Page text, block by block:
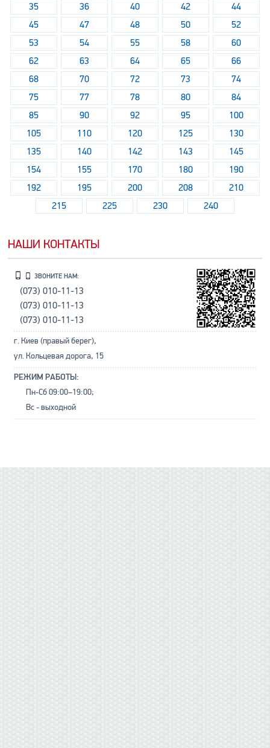
35
36 40 42
44
45
47 48 50
52
53
54 55 58
60
62
63 64 65
66
68
70 72 73
74
75
77 78 80
84
85
90 92 95
100
105
110 120 125
130
135
140 142 143
145
154
155 170 180
190
192
195 200 208
210
215
225 230 240
НАШИ КОНТАКТЫ
ЗВОНИТЕ НАМ:
(073) 010-11-13
(073) 010-11-13
(073) 010-11-13
г. Киев (правый берег),
ул. Кольцевая дорога, 15
РЕЖИМ РАБОТЫ:
Пн-Сб 09:00–19:00;
Вс - выходной